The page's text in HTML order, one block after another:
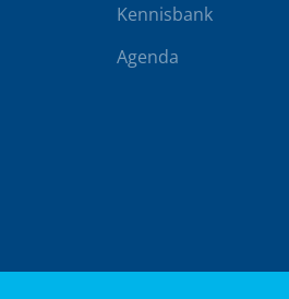
Kennisbank
Agenda